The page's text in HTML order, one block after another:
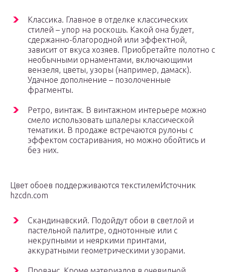
Классика. Главное в отделке классических
стилей – упор на роскошь. Какой она будет,
сдержанно-благородной или эффектной,
зависит от вкуса хозяев. Приобретайте полотно с
необычными орнаментами, включающими
вензеля, цветы, узоры (например, дамаск).
Удачное дополнение – позолоченные
фрагменты.
Ретро, винтаж. В винтажном интерьере можно
смело использовать шпалеры классической
тематики. В продаже встречаются рулоны с
эффектом состаривания, но можно обойтись и
без них.
Цвет обоев поддерживаются текстилемИсточник
hzcdn.com
Скандинавский. Подойдут обои в светлой и
пастельной палитре, однотонные или с
некрупными и неяркими принтами,
аккуратными геометрическими узорами.